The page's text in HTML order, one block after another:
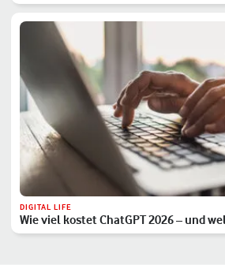
DIGITAL LIFE
Wie viel kostet ChatGPT 2026 – und